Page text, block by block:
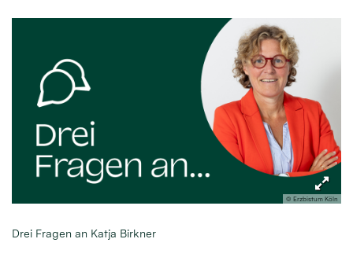
© Erzbistum Köln
Drei Fragen an Katja Birkner